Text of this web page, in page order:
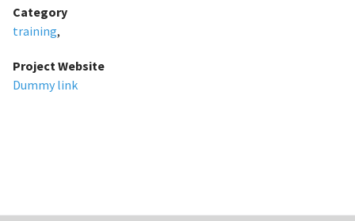
Category
training,
Project Website
Dummy link